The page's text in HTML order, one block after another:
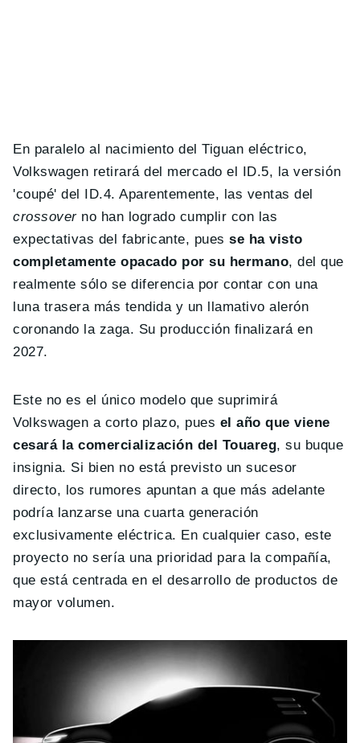
En paralelo al nacimiento del Tiguan eléctrico,
Volkswagen retirará del mercado el ID.5, la versión
'coupé' del ID.4. Aparentemente, las ventas del
crossover no han logrado cumplir con las
expectativas del fabricante, puesse ha visto
completamente opacado por su hermano, del que
realmente sólo se diferencia por contar con una
luna trasera más tendida y un llamativo alerón
coronando la zaga. Su producción finalizará en
2027.
Este no es el único modelo que suprimirá
Volkswagen a corto plazo, pues el año que viene
cesará la comercialización del Touareg, su buque
insignia. Si bien no está previsto un sucesor
directo, los rumores apuntan a que más adelante
podría lanzarse una cuarta generación
exclusivamente eléctrica. En cualquier caso, este
proyecto no sería una prioridad para la compañía,
que está centrada en el desarrollo de productos de
mayor volumen.